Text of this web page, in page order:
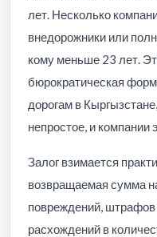
лет. Несколько
внедорожники или
кому меньше 23 лет.
бюрократическая
дорогам в
непростое, и компании
Залог взимается
возвращаемая сумма
повреждений,
расхождений в